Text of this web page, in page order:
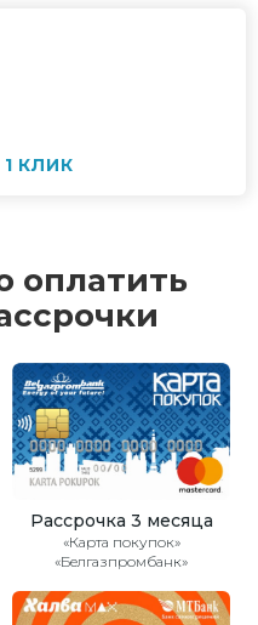
КЛИК
оплатить
Рассрочка 3 месяца
«Карта покупок»
«Белгазпромбанк»